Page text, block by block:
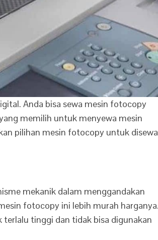
Anda bisa sewa mesin fotocopy
memilih untuk menyewa mesin
pilihan mesin fotocopy untuk
mekanik dalam menggandakan
fotocopy ini lebih murah
tinggi dan tidak bisa digunakan